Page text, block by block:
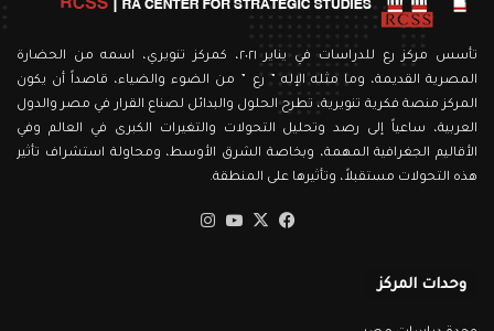
تأسس مركز رع للدراسات في يناير ٢٠٢١، كمركز تنويري، اسمه من الحضارة
المصرية القديمة، وما مثله الإله ” رع ” من الضوء والضياء، قاصداً أن يكون
المركز منصة فكرية تنويرية، تطرح الحلول والبدائل لصناع القرار في مصر والدول
العربية، ساعياً إلى رصد وتحليل التحولات والتغيرات الكبرى في العالم وفي
الأقاليم الجغرافية المهمة، وبخاصة الشرق الأوسط، ومحاولة استشراف تأثير
هذه التحولات مستقبلاً، وتأثيرها على المنطقة.
فيسبوك
‫X
‫YouTube
وحدات المركز